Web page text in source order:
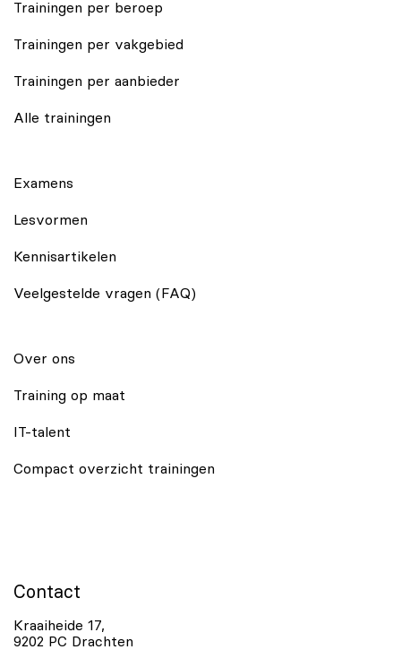
Trainingen per beroep
Trainingen per vakgebied
Trainingen per aanbieder
Alle trainingen
Examens
Lesvormen
Kennisartikelen
Veelgestelde vragen (FAQ)
Over ons
Training op maat
IT-talent
Compact overzicht trainingen
Contact
Kraaiheide 17,
9202 PC Drachten